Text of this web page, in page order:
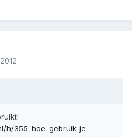
h/355-hoe-gebruik-je-